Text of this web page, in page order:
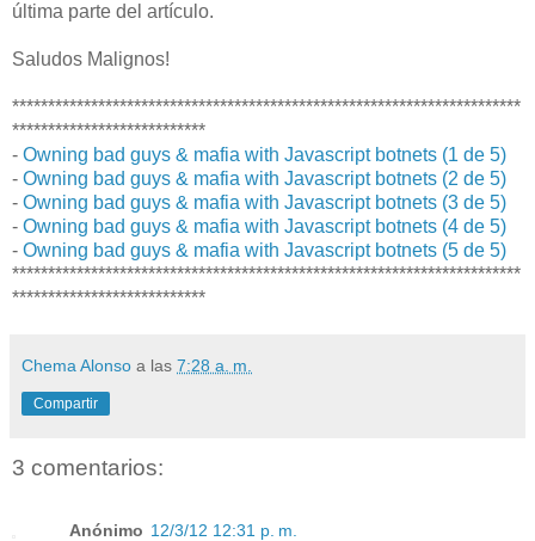
última parte del artículo.
Saludos Malignos!
***********************************************************************
***************************
- Owning bad guys & mafia with Javascript botnets (1 de 5)
- Owning bad guys & mafia with Javascript botnets (2 de 5)
- Owning bad guys & mafia with Javascript botnets (3 de 5)
- Owning bad guys & mafia with Javascript botnets (4 de 5)
- Owning bad guys & mafia with Javascript botnets (5 de 5)
***********************************************************************
***************************
Chema Alonso a las 7:28 a. m.
Compartir
3 comentarios:
Anónimo 12/3/12 12:31 p. m.